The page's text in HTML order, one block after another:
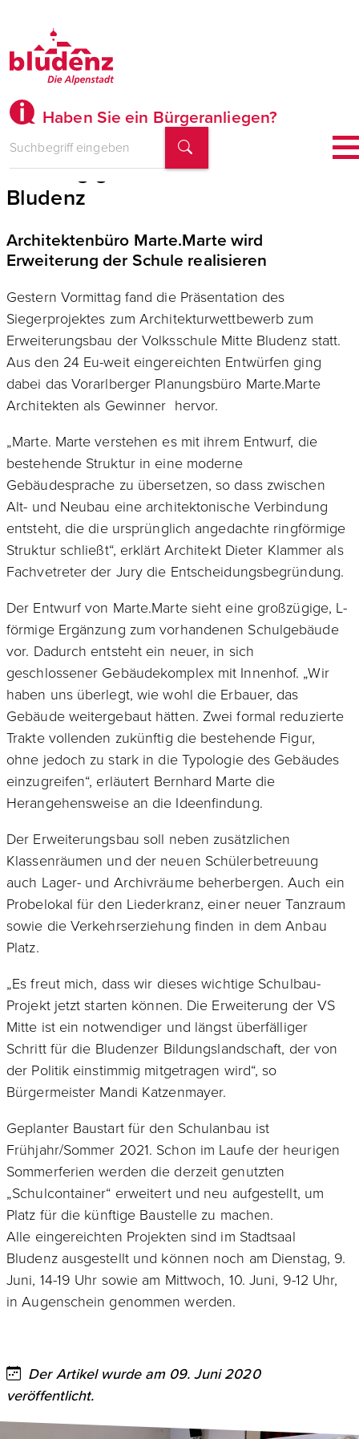
Haben Sie ein Bürgeranliegen?
Großzügiger Zubau für VS Mitte
Bludenz
Architektenbüro Marte.Marte wird
Erweiterung der Schule realisieren
Gestern Vormittag fand die Präsentation des
Siegerprojektes zum Architekturwettbewerb zum
Erweiterungsbau der Volksschule Mitte Bludenz statt.
Aus den 24 Eu-weit eingereichten Entwürfen ging
dabei das Vorarlberger Planungsbüro Marte.Marte
Architekten als Gewinner hervor.
„Marte. Marte verstehen es mit ihrem Entwurf, die
bestehende Struktur in eine moderne
Gebäudesprache zu übersetzen, so dass zwischen
Alt- und Neubau eine architektonische Verbindung
entsteht, die die ursprünglich angedachte ringförmige
Struktur schließt“, erklärt Architekt Dieter Klammer als
Fachvetreter der Jury die Entscheidungsbegründung.
Der Entwurf von Marte.Marte sieht eine großzügige, L-
förmige Ergänzung zum vorhandenen Schulgebäude
vor. Dadurch entsteht ein neuer, in sich
geschlossener Gebäudekomplex mit Innenhof. „Wir
haben uns überlegt, wie wohl die Erbauer, das
Gebäude weitergebaut hätten. Zwei formal reduzierte
Trakte vollenden zukünftig die bestehende Figur,
ohne jedoch zu stark in die Typologie des Gebäudes
einzugreifen“, erläutert Bernhard Marte die
Herangehensweise an die Ideenfindung.
Der Erweiterungsbau soll neben zusätzlichen
Klassenräumen und der neuen Schülerbetreuung
auch Lager- und Archivräume beherbergen. Auch ein
Probelokal für den Liederkranz, einer neuer Tanzraum
sowie die Verkehrserziehung finden in dem Anbau
Platz.
„Es freut mich, dass wir dieses wichtige Schulbau-
Projekt jetzt starten können. Die Erweiterung der VS
Mitte ist ein notwendiger und längst überfälliger
Schritt für die Bludenzer Bildungslandschaft, der von
der Politik einstimmig mitgetragen wird“, so
Bürgermeister Mandi Katzenmayer.
Geplanter Baustart für den Schulanbau ist
Frühjahr/Sommer 2021. Schon im Laufe der heurigen
Sommerferien werden die derzeit genutzten
„Schulcontainer“ erweitert und neu aufgestellt, um
Platz für die künftige Baustelle zu machen.
Alle eingereichten Projekten sind im Stadtsaal
Bludenz ausgestellt und können noch am Dienstag, 9.
Juni, 14-19 Uhr sowie am Mittwoch, 10. Juni, 9-12 Uhr,
in Augenschein genommen werden.
Der Artikel wurde am 09. Juni 2020
veröffentlicht.